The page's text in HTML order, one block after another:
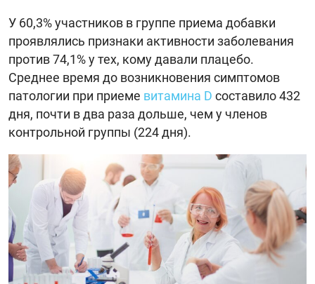
У 60,3% участников в группе приема добавки
проявлялись признаки активности заболевания
против 74,1% у тех, кому давали плацебо.
Среднее время до возникновения симптомов
патологии при приеме витамина D составило 432
дня, почти в два раза дольше, чем у членов
контрольной группы (224 дня).